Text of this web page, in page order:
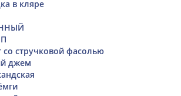
в кляре
со стручковой фасолью
джем